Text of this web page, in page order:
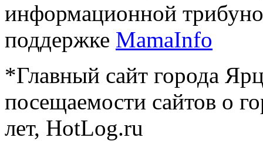
информационной
поддержке MamaInfo
*Главный сайт города
посещаемости сайтов о
лет, HotLog.ru